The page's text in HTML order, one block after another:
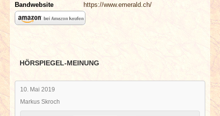
Bandwebsite
https://www.emerald.ch/
HÖRSPIEGEL-MEINUNG
10. Mai 2019
Markus Skroch